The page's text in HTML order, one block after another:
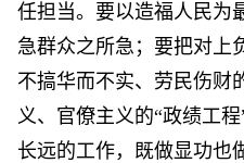
任担当。要以造福人民为
急群众之所急；要把对上
不搞华而不实、劳民伤财
义、官僚主义的“政绩工
长远的工作，既做显功也